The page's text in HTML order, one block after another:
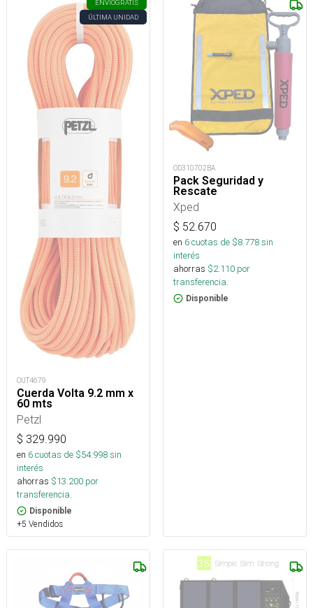
ENVÍOGRATIS
ÚLTIMA UNIDAD
OUT4679
Cuerda Volta 9.2 mm x
60 mts
Petzl
$ 329.990
en 6cuotas de $54.998sin
interés
ahorras $13.200 por
transferencia.
Disponible
+5 Vendidos
OD310702BA
Pack Seguridad y
Rescate
Xped
$ 52.670
en 6cuotas de $8.778sin
interés
ahorras $2.110 por
transferencia.
Disponible